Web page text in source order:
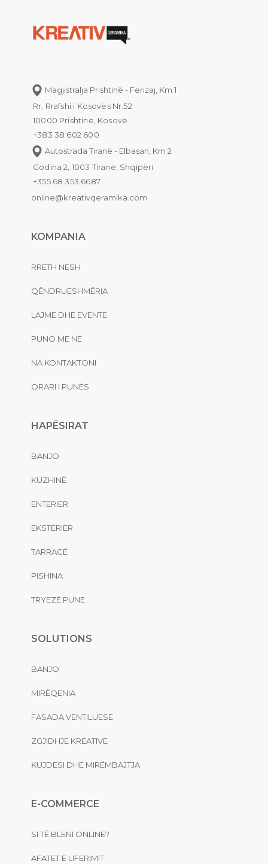
Magjistralja Prishtinë - Ferizaj, Km 1
Rr. Rrafshi i Kosovës Nr.52
10000 Prishtinë, Kosovë
+383 38 602 600
Autostrada Tiranë - Elbasan, Km 2
Godina 2, 1003 Tiranë, Shqipëri
+355 68 353 6687
online@kreativqeramika.com
KOMPANIA
RRETH NESH
QËNDRUESHMËRIA
LAJME DHE EVENTE
PUNO ME NE
NA KONTAKTONI
ORARI I PUNËS
HAPËSIRAT
BANJO
KUZHINË
ENTERIER
EKSTERIER
TARRACË
PISHINA
TRYEZË PUNE
SOLUTIONS
BANJO
MIRËQENIA
FASADA VENTILUESE
ZGJIDHJE KREATIVE
KUJDESI DHE MIRËMBAJTJA
E-COMMERCE
SI TË BLENI ONLINE?
AFATET E LIFERIMIT